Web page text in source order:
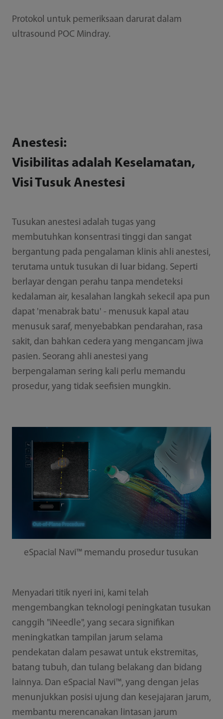
Protokol untuk pemeriksaan darurat dalam
ultrasound POC Mindray.
Anestesi:
Visibilitas adalah Keselamatan,
Visi Tusuk Anestesi
Tusukan anestesi adalah tugas yang
membutuhkan konsentrasi tinggi dan sangat
bergantung pada pengalaman klinis ahli anestesi,
terutama untuk tusukan di luar bidang. Seperti
berlayar dengan perahu tanpa mendeteksi
kedalaman air, kesalahan langkah sekecil apa pun
dapat 'menabrak batu' - menusuk kapal atau
menusuk saraf, menyebabkan pendarahan, rasa
sakit, dan bahkan cedera yang mengancam jiwa
pasien. Seorang ahli anestesi yang
berpengalaman sering kali perlu memandu
prosedur, yang tidak seefisien mungkin.
eSpacial Navi™ memandu prosedur tusukan
Menyadari titik nyeri ini, kami telah
mengembangkan teknologi peningkatan tusukan
canggih "iNeedle", yang secara signifikan
meningkatkan tampilan jarum selama
pendekatan dalam pesawat untuk ekstremitas,
batang tubuh, dan tulang belakang dan bidang
lainnya. Dan eSpacial Navi™, yang dengan jelas
menunjukkan posisi ujung dan kesejajaran jarum,
membantu merencanakan lintasan jarum